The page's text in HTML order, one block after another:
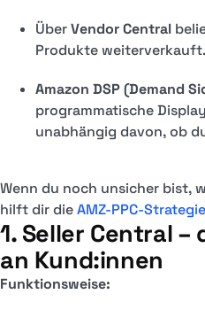
ÜberVendor Central
Produkte weiterverkauft.
Amazon DSP (Demand
programmatische
unabhängig davon, ob
Wenn du noch unsicher bist,
hilft dir dieAMZ-PPC-Strategie
1. Seller Central
an Kund:innen
Funktionsweise: